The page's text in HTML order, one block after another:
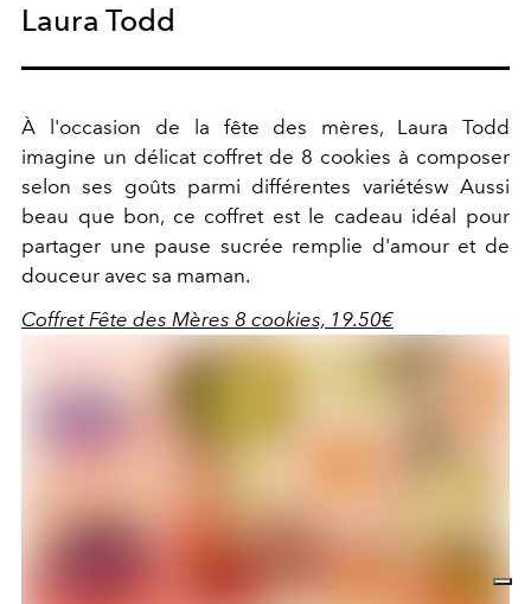
Laura Todd
À l'occasion de la fête des mères, Laura Todd
imagine un délicat coffret de 8 cookies à composer
selon ses goûts parmi différentes variétésw Aussi
beau que bon, ce coffret est le cadeau idéal pour
partager une pause sucrée remplie d'amour et de
douceur avec sa maman.
Coffret Fête des Mères 8 cookies, 19.50€